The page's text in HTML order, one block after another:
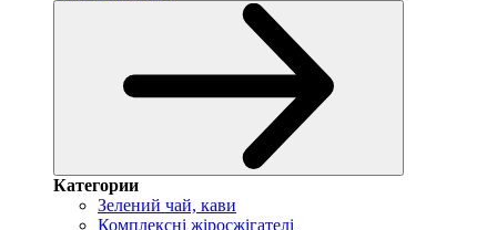
Категории
Зелений чай, кави
Комплексні жіросжігателі